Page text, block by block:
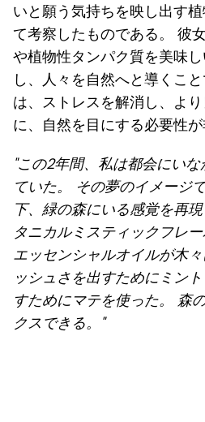
いと願う気持ちを映し出す
て考察したものである。 彼
や植物性タンパク質を美味
し、人々を自然へと導くこ
は、ストレスを解消し、よ
に、自然を目にする必要性が
"この2年間、私は都会にい
ていた。 その夢のイメージ
下、緑の森にいる感覚を再
タニカルミスティックフレ
エッセンシャルオイルが木
ッシュさを出すためにミン
すためにマテを使った。 森
クスできる。"